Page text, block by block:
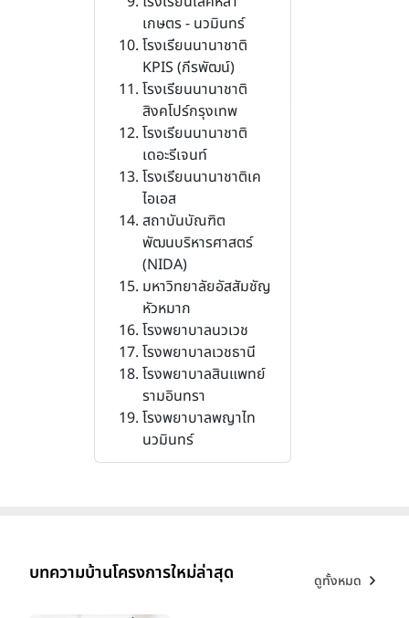
เกษตร - นวมินทร์
โรงเรียนนานาชาติ
KPIS (กีรพัฒน์)
โรงเรียนนานาชาติ
สิงคโปร์กรุงเทพ
โรงเรียนนานาชาติ
เดอะรีเจนท์
โรงเรียนนานาชาติเค
ไอเอส
สถาบันบัณฑิต
พัฒนบริหารศาสตร์
(NIDA)
มหาวิทยาลัยอัสสัมชัญ
หัวหมาก
โรงพยาบาลนวเวช
โรงพยาบาลเวชธานี
โรงพยาบาลสินแพทย์
รามอินทรา
โรงพยาบาลพญาไท
นวมินทร์
บทความบ้านโครงการใหม่ล่าสุด ดูทั้งหมด